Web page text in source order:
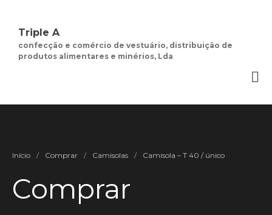
Social
Triple A
confecção e comércio de vestuário, distribuição de
produtos alimentares e minérios, Lda
Início / Comprar / Camisolas / Camisola – T 40 / único
Comprar